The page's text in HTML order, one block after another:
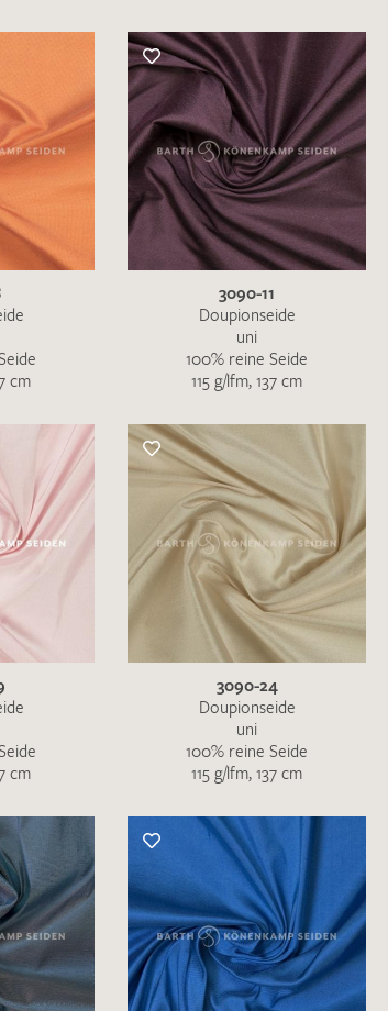
keine Produkte auf Ihrer
dennoch eine individuelle
stellen wollen, vermerken
im Feld "Anmerkungen".
IHRE
Leider
Wir
Ich
cm
3090-11
Doupionseide
uni
100% reine Seide
115 g/lfm, 137 cm
cm
3090-24
Doupionseide
uni
100% reine Seide
115 g/lfm, 137 cm